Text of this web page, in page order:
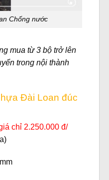
Chống nước
mua từ 3 bộ trở lên
trong nội thành
Đài Loan đúc
chỉ 2.250.000 đ/